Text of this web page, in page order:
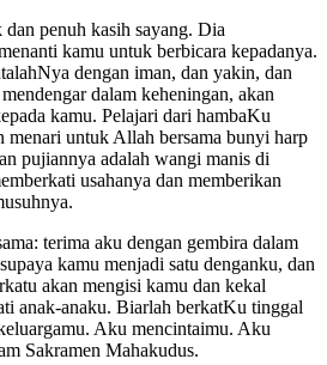
penuh kasih sayang. Dia
kamu untuk berbicara kepadanya.
dengan iman, dan yakin, dan
dalam keheningan, akan
kamu. Pelajari dari hambaKu
untuk Allah bersama bunyi harp
pujiannya adalah wangi manis di
usahanya dan memberikan
terima aku dengan gembira dalam
kamu menjadi satu denganku, dan
akan mengisi kamu dan kekal
anak-anaku. Biarlah berkatKu tinggal
Aku mencintaimu. Aku
Sakramen Mahakudus.